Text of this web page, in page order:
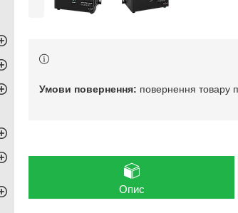
повернення товару
Опис